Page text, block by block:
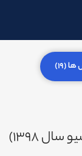
(19)
سال 1398)